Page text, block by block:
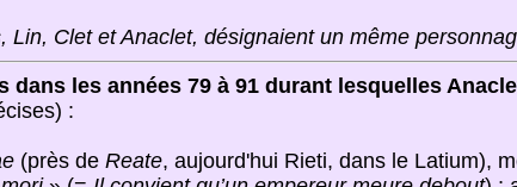
Lin, Clet et Anaclet, désignaient un même
les années 79 à 91 durant lesquelles
:
(près de Reate, aujourd'hui Rieti, dans le Latium),